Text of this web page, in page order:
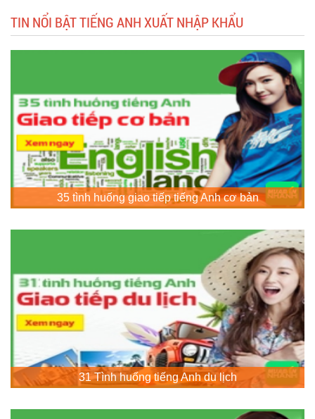
TIN NỔI BẬT TIẾNG ANH XUẤT NHẬP KHẨU
35 tình huống giao tiếp tiếng Anh cơ bản
31 Tình huống tiếng Anh du lịch